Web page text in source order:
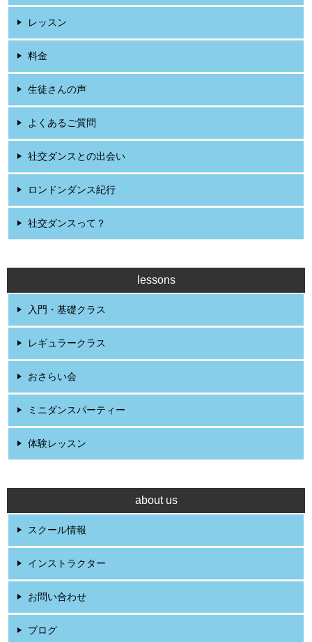
レッスン
料金
生徒さんの声
よくあるご質問
社交ダンスとの出会い
ロンドンダンス紀行
社交ダンスって？
lessons
入門・基礎クラス
レギュラークラス
おさらい会
ミニダンスパーティー
体験レッスン
about us
スクール情報
インストラクター
お問い合わせ
ブログ